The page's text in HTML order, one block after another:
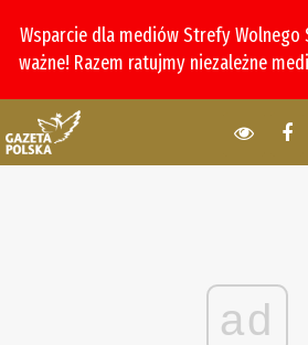
Wsparcie dla mediów Strefy Wolnego
ważne! Razem ratujmy niezależne
ad